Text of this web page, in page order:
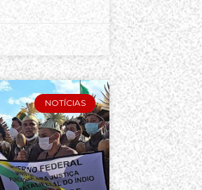
NOTÍCIAS